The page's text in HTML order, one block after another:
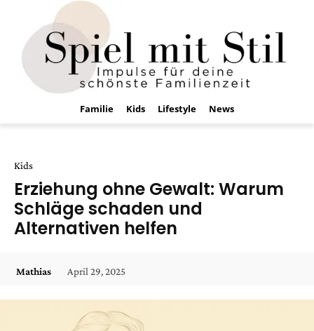
Familie Kids Lifestyle News
Kids
Erziehung ohne Gewalt: Warum
Schläge schaden und
Alternativen helfen
Mathias April 29, 2025